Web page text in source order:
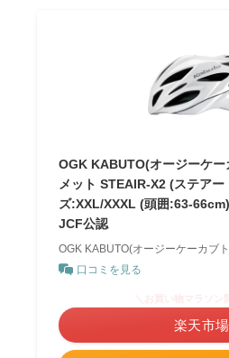
OGK KABUTO(オージーケ
メット STEAIR-X2 (ステアー
ズ:XXL/XXXL (頭囲:63-
JCF公認
OGK KABUTO(オージーケーカブ
口コミを見る
楽天市場